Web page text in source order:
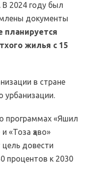
2024 году был
документы
планируется
жилья с 15
в стране
урбанизации.
программах «Яшил
«Тоза ҳаво»
цель довести
процентов к 2030